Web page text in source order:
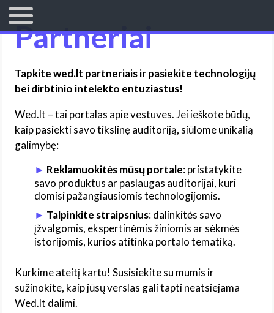
TITULINIS
Partneriai
Tapkite wed.lt partneriais ir pasiekite technologijų
bei dirbtinio intelekto entuziastus!
Wed.lt – tai portalas apie vestuves. Jei ieškote būdų,
kaip pasiekti savo tikslinę auditoriją, siūlome unikalią
galimybę:
Reklamuokitės mūsų portale: pristatykite
savo produktus ar paslaugas auditorijai, kuri
domisi pažangiausiomis technologijomis.
Talpinkite straipsnius: dalinkitės savo
įžvalgomis, ekspertinėmis žiniomis ar sėkmės
istorijomis, kurios atitinka portalo tematiką.
Kurkime ateitį kartu! Susisiekite su mumis ir
sužinokite, kaip jūsų verslas gali tapti neatsiejama
Wed.lt dalimi.